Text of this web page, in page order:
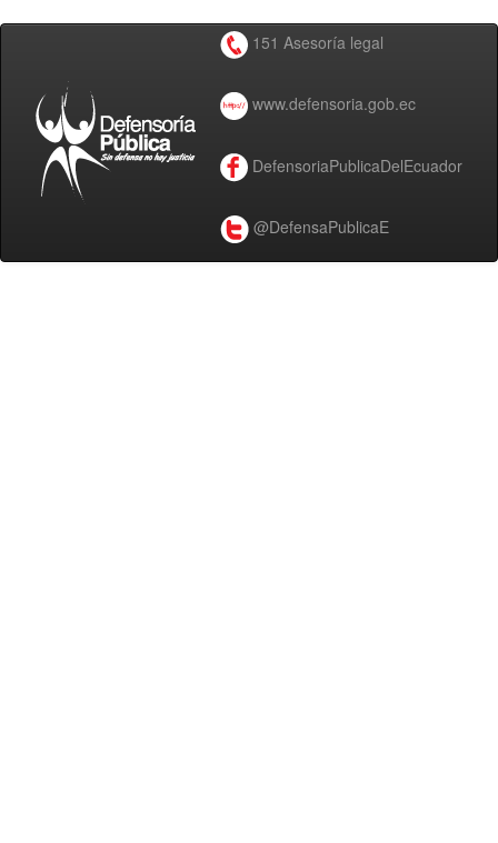
151 Asesoría legal
www.defensoria.gob.ec
DefensoriaPublicaDelEcuador
@DefensaPublicaE